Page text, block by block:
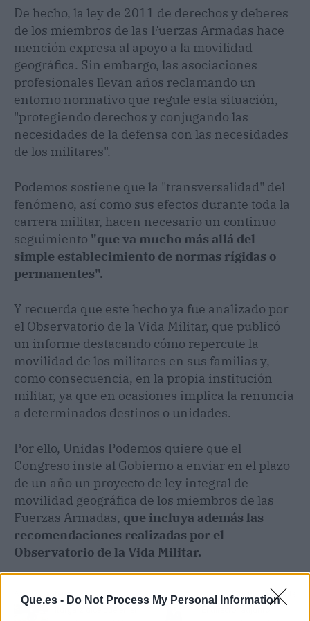
Que.es - Do Not Process My Personal Information
De hecho, la ley de 2011 de derechos y deberes
de los miembros de las Fuerzas Armadas hace
mención expresa al apoyo a la movilidad
geográfica. Sin embargo, las asociaciones
profesionales llevan años reclamando un
entorno normativo que regule esta situación,
"protegiendo derechos y conjugando las
necesidades de la defensa con las necesidades
de los militares".
Podemos sostiene que la "transversalidad" del
fenómeno, así como sus efectos durante toda la
carrera militar, hacen necesario un continuo
seguimiento "que va mucho más allá del
simple establecimiento de normas rígidas o
permanentes".
Y recuerda que este hecho ya fue analizado por
el Observatorio de la Vida Militar, que publicó
un informe destacando cómo repercute la
movilidad de los militares en sus familias y,
como consecuencia, en la propia institución
militar, ya que en ocasiones implica la renuncia
a determinados destinos o unidades.
Por ello, Unidas Podemos quiere que el
Congreso inste al Gobierno a enviar en el plazo
de un año un proyecto de ley integral de
movilidad geográfica de los miembros de las
Fuerzas Armadas, que incluya además las
recomendaciones realizadas por el
Observatorio de la Vida Militar.
Artículo anterior
Artículo siguiente